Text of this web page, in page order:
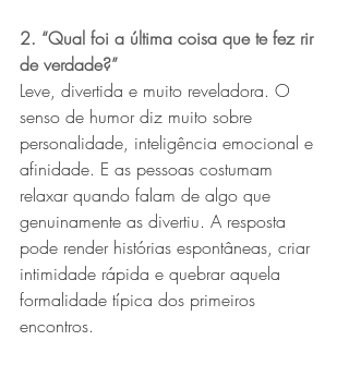
2. “Qual foi a última coisa que te fez rir
de verdade?”
Leve, divertida e muito reveladora. O
senso de humor diz muito sobre
personalidade, inteligência emocional e
afinidade. E as pessoas costumam
relaxar quando falam de algo que
genuinamente as divertiu. A resposta
pode render histórias espontâneas, criar
intimidade rápida e quebrar aquela
formalidade típica dos primeiros
encontros.